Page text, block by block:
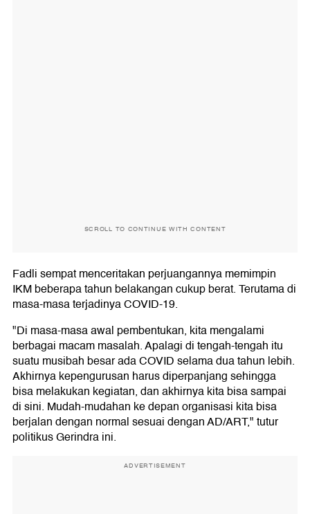
SCROLL TO CONTINUE WITH CONTENT
Fadli sempat menceritakan perjuangannya memimpin
IKM beberapa tahun belakangan cukup berat. Terutama di
masa-masa terjadinya COVID-19.
"Di masa-masa awal pembentukan, kita mengalami
berbagai macam masalah. Apalagi di tengah-tengah itu
suatu musibah besar ada COVID selama dua tahun lebih.
Akhirnya kepengurusan harus diperpanjang sehingga
bisa melakukan kegiatan, dan akhirnya kita bisa sampai
di sini. Mudah-mudahan ke depan organisasi kita bisa
berjalan dengan normal sesuai dengan AD/ART," tutur
politikus Gerindra ini.
ADVERTISEMENT